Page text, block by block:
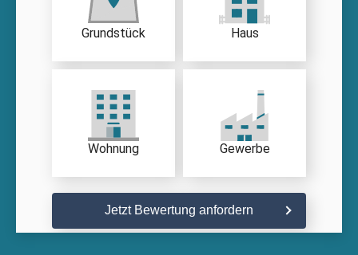
Grundstück Haus
Wohnung Gewerbe
Jetzt Bewertung anfordern